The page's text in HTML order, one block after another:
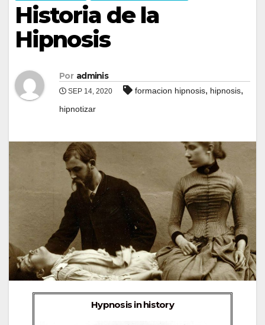
Historia de la
Hipnosis
Por adminis
SEP 14, 2020 formacion hipnosis, hipnosis,
hipnotizar
Hypnosis in history